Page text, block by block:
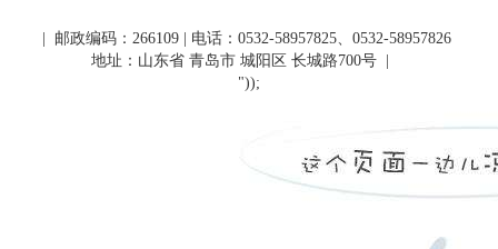
| 邮政编码：266109 | 电话：0532-58957825、0532-58957826
地址：山东省 青岛市 城阳区 长城路700号
"));